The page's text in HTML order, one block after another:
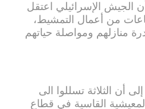
الجيش الإسرائيلي اعتقل
من أعمال التمشيط،
منازلهم ومواصلة حياتهم
أن الثلاثة تسللوا الى
القاسية في قطاع